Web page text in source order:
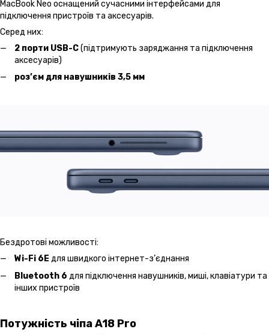
MacBook Neo оснащений сучасними інтерфейсами для
підключення пристроїв та аксесуарів.
Серед них:
2 порти USB-C(підтримують заряджання та підключення
аксесуарів)
роз’єм для навушників 3,5 мм
Бездротові можливості:
Wi-Fi 6E для швидкого інтернет-з’єднання
Bluetooth 6 для підключення навушників, миші, клавіатури та
інших пристроїв
Потужність чіпа A18 Pro